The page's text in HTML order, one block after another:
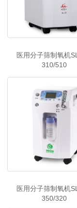
医用分子筛制氧机
310/510
医用分子筛制氧机
350/320